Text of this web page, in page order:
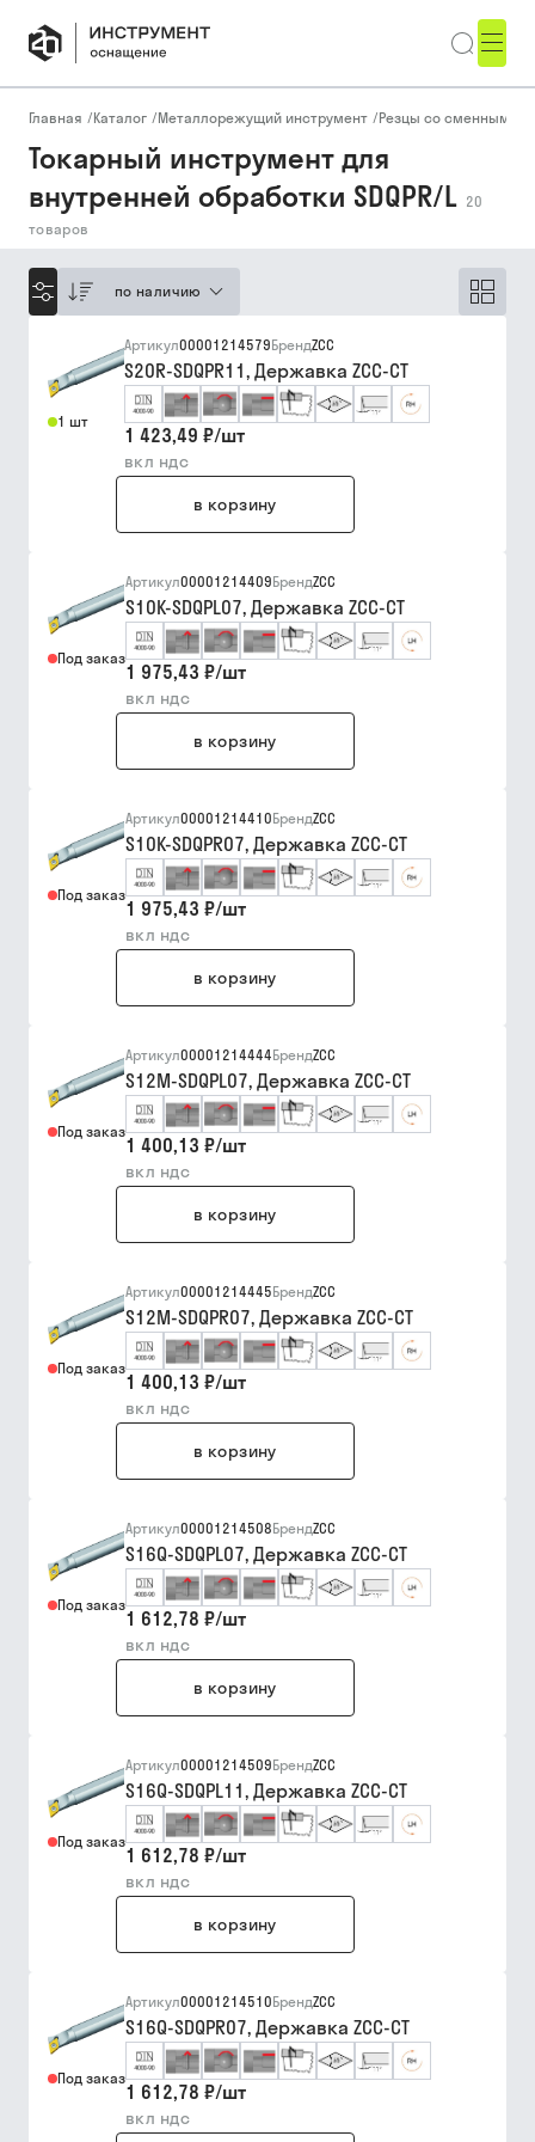
Главная /Каталог /Металлорежущий инструмент /Резцы со сменными
Токарный инструмент для
внутренней обработки SDQPR/L 20
товаров
по наличию
1 шт
Артикул00001214579БрендZCC
S20R-SDQPR11, Державка ZCC-CT
1 423,49 ₽/шт
вкл ндс
в корзину
Под заказ
Артикул00001214409БрендZCC
S10K-SDQPL07, Державка ZCC-CT
1 975,43 ₽/шт
вкл ндс
в корзину
Под заказ
Артикул00001214410БрендZCC
S10K-SDQPR07, Державка ZCC-CT
1 975,43 ₽/шт
вкл ндс
в корзину
Под заказ
Артикул00001214444БрендZCC
S12M-SDQPL07, Державка ZCC-CT
1 400,13 ₽/шт
вкл ндс
в корзину
Под заказ
Артикул00001214445БрендZCC
S12M-SDQPR07, Державка ZCC-CT
1 400,13 ₽/шт
вкл ндс
в корзину
Под заказ
Артикул00001214508БрендZCC
S16Q-SDQPL07, Державка ZCC-CT
1 612,78 ₽/шт
вкл ндс
в корзину
Под заказ
Артикул00001214509БрендZCC
S16Q-SDQPL11, Державка ZCC-CT
1 612,78 ₽/шт
вкл ндс
в корзину
Под заказ
Артикул00001214510БрендZCC
S16Q-SDQPR07, Державка ZCC-CT
1 612,78 ₽/шт
вкл ндс